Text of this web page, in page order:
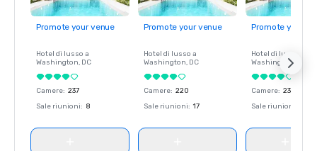
Promote your venue
Hotel di lusso a
Washington, DC
Camere: 237
Sale riunioni: 8
Promote your venue
Hotel di lusso a
Washington, DC
Camere: 220
Sale riunioni: 17
Promote your
Hotel di lusso a
Washington
Camere: 237
Sale riunioni